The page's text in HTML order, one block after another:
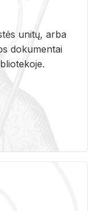
unitų, arba
dokumentai